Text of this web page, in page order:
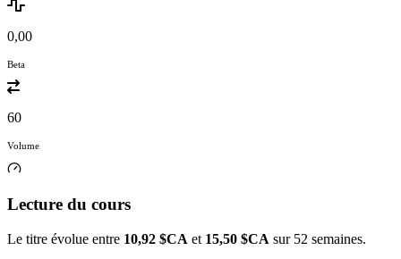
0,00
Beta
60
Volume
Lecture du cours
Le titre évolue entre 10,92 $CA et 15,50 $CA sur 52 semaines.